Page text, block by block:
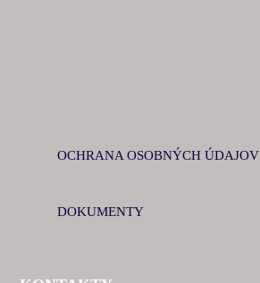
OCHRANA OSOBNÝCH ÚDAJOV
DOKUMENTY